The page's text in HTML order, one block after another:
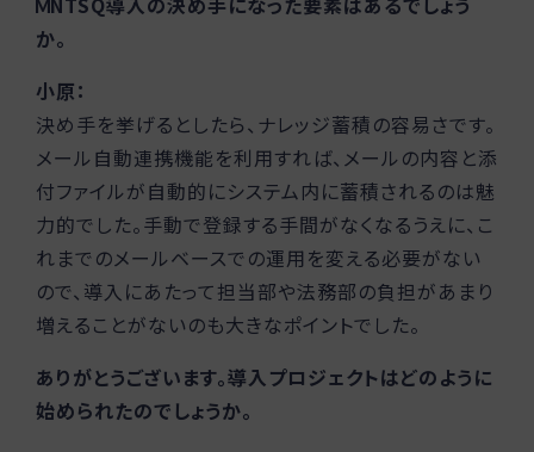
か。
小原：
決め手を挙げるとしたら、ナレッジ蓄積の容易さです。
メール自動連携機能を利用すれば、メールの内容と添
付ファイルが自動的にシステム内に蓄積されるのは魅
力的でした。手動で登録する手間がなくなるうえに、こ
れまでのメールベースでの運用を変える必要がない
ので、導入にあたって担当部や法務部の負担があまり
増えることがないのも大きなポイントでした。
ありがとうございます。導入プロジェクトはどのように
始められたのでしょうか。